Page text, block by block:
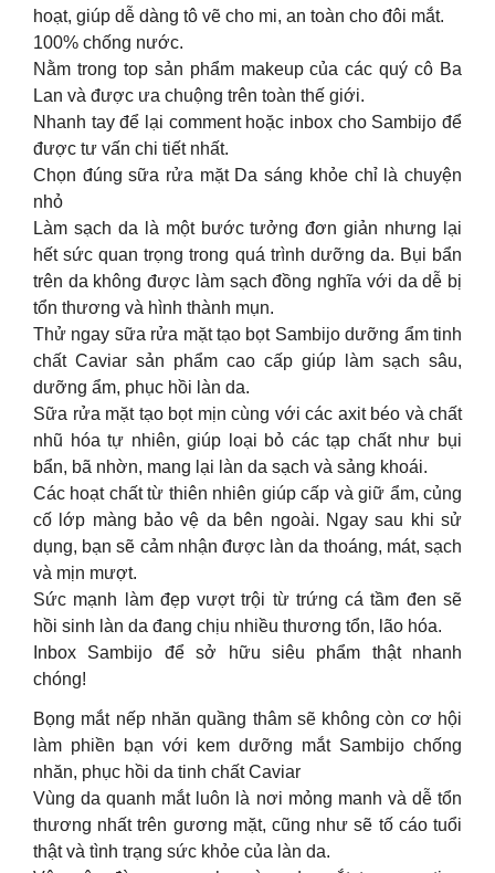
hoạt, giúp dễ dàng tô vẽ cho mi, an toàn cho đôi mắt.
100% chống nước.
Nằm trong top sản phẩm makeup của các quý cô Ba
Lan và được ưa chuộng trên toàn thế giới.
Nhanh tay để lại comment hoặc inbox cho Sambijo để
được tư vấn chi tiết nhất.
Chọn đúng sữa rửa mặt Da sáng khỏe chỉ là chuyện
nhỏ
Làm sạch da là một bước tưởng đơn giản nhưng lại
hết sức quan trọng trong quá trình dưỡng da. Bụi bẩn
trên da không được làm sạch đồng nghĩa với da dễ bị
tổn thương và hình thành mụn.
Thử ngay sữa rửa mặt tạo bọt Sambijo dưỡng ẩm tinh
chất Caviar sản phẩm cao cấp giúp làm sạch sâu,
dưỡng ẩm, phục hồi làn da.
Sữa rửa mặt tạo bọt mịn cùng với các axit béo và chất
nhũ hóa tự nhiên, giúp loại bỏ các tạp chất như bụi
bẩn, bã nhờn, mang lại làn da sạch và sảng khoái.
Các hoạt chất từ thiên nhiên giúp cấp và giữ ẩm, củng
cố lớp màng bảo vệ da bên ngoài. Ngay sau khi sử
dụng, bạn sẽ cảm nhận được làn da thoáng, mát, sạch
và mịn mượt.
Sức mạnh làm đẹp vượt trội từ trứng cá tầm đen sẽ
hồi sinh làn da đang chịu nhiều thương tổn, lão hóa.
Inbox Sambijo để sở hữu siêu phẩm thật nhanh
chóng!
Bọng mắt nếp nhăn quầng thâm sẽ không còn cơ hội
làm phiền bạn với kem dưỡng mắt Sambijo chống
nhăn, phục hồi da tinh chất Caviar
Vùng da quanh mắt luôn là nơi mỏng manh và dễ tổn
thương nhất trên gương mặt, cũng như sẽ tố cáo tuổi
thật và tình trạng sức khỏe của làn da.